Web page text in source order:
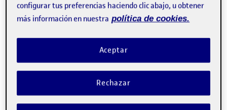
Publicado porun poco sobre mi
Visibilidad:
Pública-Fecha de publicación
22 Nov 202216 enero, 2023 6:49 pm
-comentarioen un poco sobre mi
2. ¡Nos organizamos y estructuramos el proyecto! …
Me presento! Soy Fer
configurar tus preferencias haciendo clic abajo, u obtener
más información en nuestra política de cookies.
Rechazar
Aceptar